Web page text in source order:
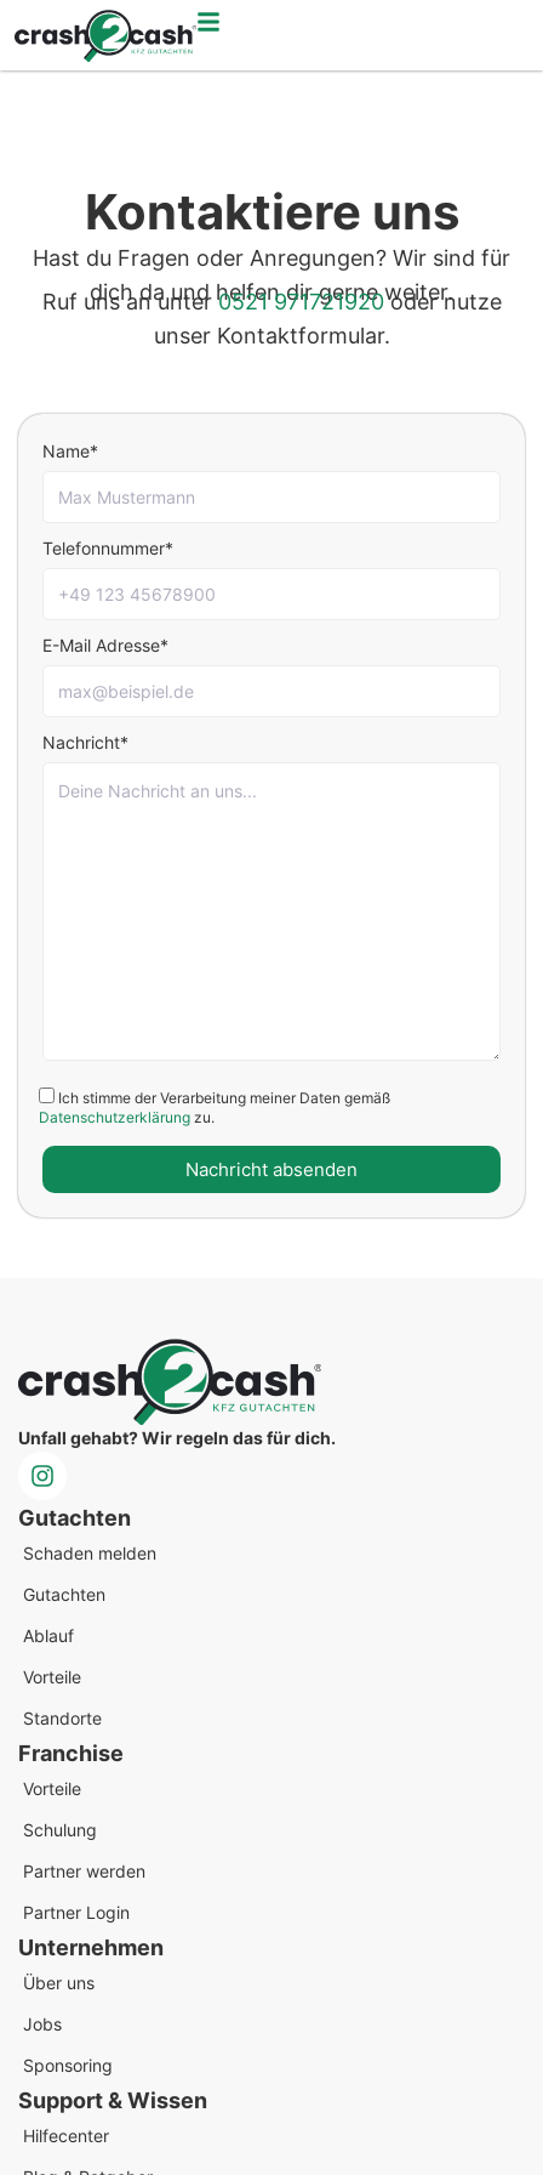
Kontaktiere uns
Hast du Fragen oder Anregungen? Wir sind für
dich da und helfen dir gerne weiter.
Ruf uns an unter0521 971721920oder nutze
unser Kontaktformular.
Name*
Telefonnummer*
E-Mail Adresse*
Nachricht*
Ich stimme der Verarbeitung meiner Daten gemäß
Datenschutzerklärung zu.
Unfall gehabt? Wir regeln das für dich.
Gutachten
Schaden melden
Gutachten
Ablauf
Vorteile
Standorte
Franchise
Vorteile
Schulung
Partner werden
Partner Login
Unternehmen
Über uns
Jobs
Sponsoring
Support & Wissen
Hilfecenter